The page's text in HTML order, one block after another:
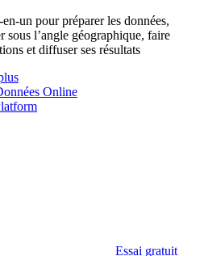
un pour préparer les données,
sous l’angle géographique, faire
et diffuser ses résultats
Online
Essai gratuit